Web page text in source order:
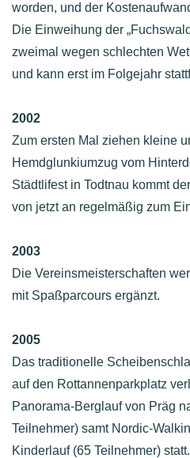
worden, und der
Die Einweihung der
zweimal wegen schlechten
und kann erst im Folgejahr
2002
Zum ersten Mal ziehen kleine
Hemdglunkiumzug vom
Städtlifest in Todtnau kommt
von jetzt an regelmäßig zum
2003
Die Vereinsmeisterschaften
mit Spaßparcours ergänzt.
2005
Das traditionelle
auf den Rottannenparkplatz
Panorama-Berglauf von Präg
Teilnehmer) samt Nordic-
Kinderlauf (65 Teilnehmer)